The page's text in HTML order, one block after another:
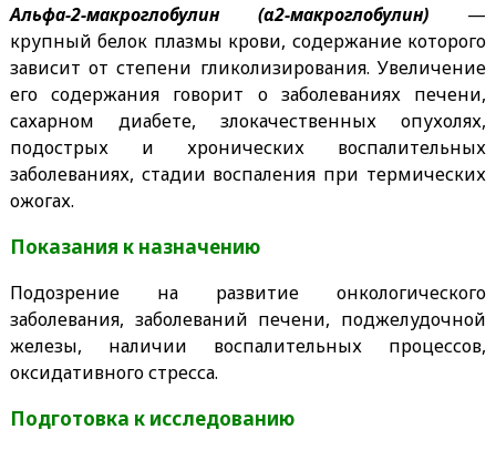
Альфа-2-макроглобулин (α2-макроглобулин) —
крупный белок плазмы крови, содержание которого
зависит от степени гликолизирования. Увеличение
его содержания говорит о заболеваниях печени,
сахарном диабете, злокачественных опухолях,
подострых и хронических воспалительных
заболеваниях, стадии воспаления при термических
ожогах.
Показания к назначению
Подозрение на развитие онкологического
заболевания, заболеваний печени, поджелудочной
железы, наличии воспалительных процессов,
оксидативного стресса.
Подготовка к исследованию